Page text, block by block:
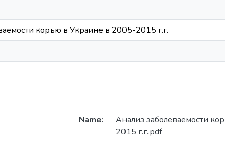
корью в Украине в 2005-2015 г.г.
Name:
Анализ заболеваемости
2015 г.г..pdf